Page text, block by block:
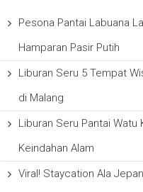
Pesona Pantai Labuana
Hamparan Pasir Putih
Liburan Seru 5 Tempat
di Malang
Liburan Seru Pantai Watu
Keindahan Alam
Viral! Staycation Ala